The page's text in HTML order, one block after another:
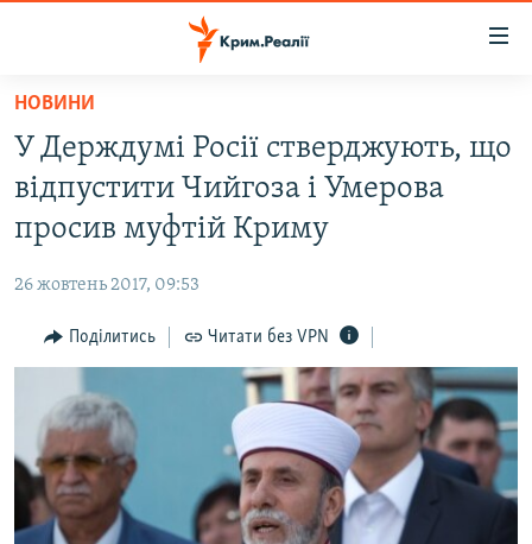
Перейти
основного
матеріалу
Перейти
до
основної
Перейти
до
пошуку
ВОДА.КРИМ
ВІДЕО ТА ФОТО
БЛОГИ
ПОГЛЯД
ВСЕ ЗА ДЕНЬ
СПЕЦПРОЕКТИ
ДЕПОРТАЦІЯ
ЯК ОБІЙТИ БЛОКУВАННЯ
НОВИНИ
У Держдумі Росії стверджують, що
відпустити Чийгоза і Умерова
просив муфтій Криму
26 жовтень 2017, 09:53
Поділитись Читати без VPN